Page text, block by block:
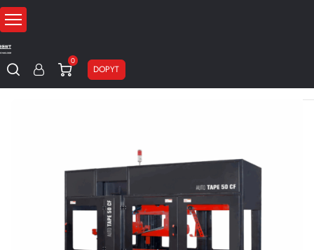
0
DOPYT